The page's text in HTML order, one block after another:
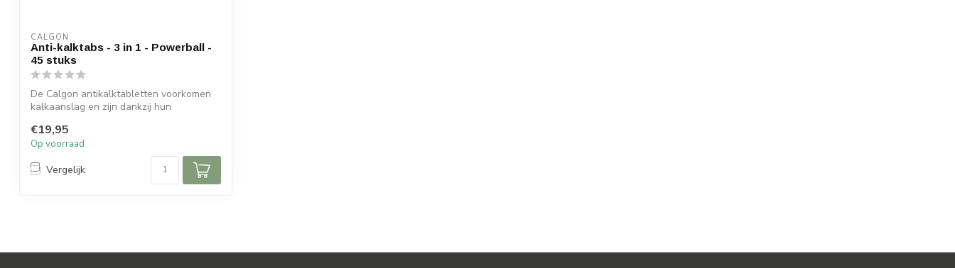
CALGON
Anti-kalktabs - 3 in 1 - Powerball -
45 stuks
De Calgon antikalktabletten voorkomen
kalkaanslag en zijn dankzij hun
€19,95
Op voorraad
Vergelijk